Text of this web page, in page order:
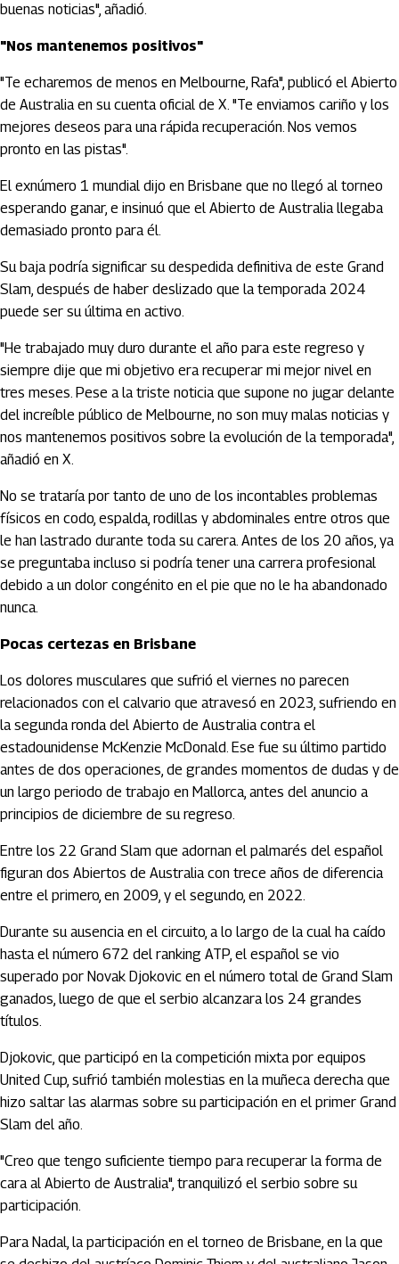
buenas noticias", añadió.
"Nos mantenemos positivos"
"Te echaremos de menos en Melbourne, Rafa", publicó el Abierto
de Australia en su cuenta oficial de X. "Te enviamos cariño y los
mejores deseos para una rápida recuperación. Nos vemos
pronto en las pistas".
El exnúmero 1 mundial dijo en Brisbane que no llegó al torneo
esperando ganar, e insinuó que el Abierto de Australia llegaba
demasiado pronto para él.
Su baja podría significar su despedida definitiva de este Grand
Slam, después de haber deslizado que la temporada 2024
puede ser su última en activo.
"He trabajado muy duro durante el año para este regreso y
siempre dije que mi objetivo era recuperar mi mejor nivel en
tres meses. Pese a la triste noticia que supone no jugar delante
del increíble público de Melbourne, no son muy malas noticias y
nos mantenemos positivos sobre la evolución de la temporada",
añadió en X.
No se trataría por tanto de uno de los incontables problemas
físicos en codo, espalda, rodillas y abdominales entre otros que
le han lastrado durante toda su carera. Antes de los 20 años, ya
se preguntaba incluso si podría tener una carrera profesional
debido a un dolor congénito en el pie que no le ha abandonado
nunca.
Pocas certezas en Brisbane
Los dolores musculares que sufrió el viernes no parecen
relacionados con el calvario que atravesó en 2023, sufriendo en
la segunda ronda del Abierto de Australia contra el
estadounidense McKenzie McDonald. Ese fue su último partido
antes de dos operaciones, de grandes momentos de dudas y de
un largo periodo de trabajo en Mallorca, antes del anuncio a
principios de diciembre de su regreso.
Entre los 22 Grand Slam que adornan el palmarés del español
figuran dos Abiertos de Australia con trece años de diferencia
entre el primero, en 2009, y el segundo, en 2022.
Durante su ausencia en el circuito, a lo largo de la cual ha caído
hasta el número 672 del ranking ATP, el español se vio
superado por Novak Djokovic en el número total de Grand Slam
ganados, luego de que el serbio alcanzara los 24 grandes
títulos.
Djokovic, que participó en la competición mixta por equipos
United Cup, sufrió también molestias en la muñeca derecha que
hizo saltar las alarmas sobre su participación en el primer Grand
Slam del año.
"Creo que tengo suficiente tiempo para recuperar la forma de
cara al Abierto de Australia", tranquilizó el serbio sobre su
participación.
Para Nadal, la participación en el torneo de Brisbane, en la que